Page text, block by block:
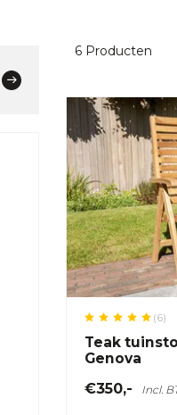
6 Producten
(6)
Teak
Genova
€350,- Incl.